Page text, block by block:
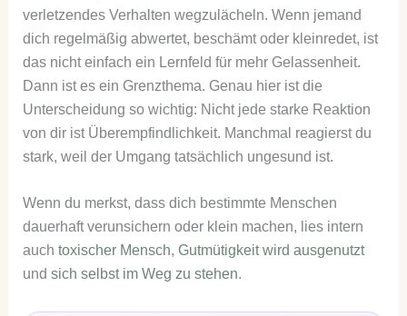
verletzendes Verhalten wegzulächeln. Wenn jemand
dich regelmäßig abwertet, beschämt oder kleinredet, ist
das nicht einfach ein Lernfeld für mehr Gelassenheit.
Dann ist es ein Grenzthema. Genau hier ist die
Unterscheidung so wichtig: Nicht jede starke Reaktion
von dir ist Überempfindlichkeit. Manchmal reagierst du
stark, weil der Umgang tatsächlich ungesund ist.
Wenn du merkst, dass dich bestimmte Menschen
dauerhaft verunsichern oder klein machen, lies intern
auch toxischer Mensch, Gutmütigkeit wird ausgenutzt
und sich selbst im Weg zu stehen.